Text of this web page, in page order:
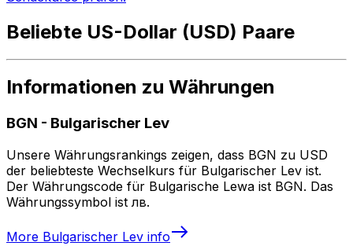
Beliebte US-Dollar (USD) Paare
Informationen zu Währungen
BGN - Bulgarischer Lev
Unsere Währungsrankings zeigen, dass BGN zu USD
der beliebteste Wechselkurs für Bulgarischer Lev ist.
Der Währungscode für Bulgarische Lewa ist BGN. Das
Währungssymbol ist лв.
More Bulgarischer Lev info